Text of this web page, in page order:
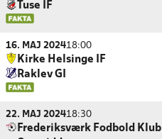
Tuse IF
16. MAJ 202418:00
Kirke Helsinge IF
Raklev GI
22. MAJ 202418:30
Frederiksværk Fodbold Klub